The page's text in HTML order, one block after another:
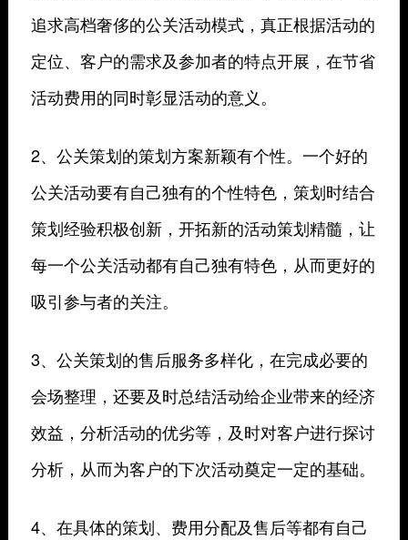
追求高档奢侈的公关活动模式，真正根据活动的
定位、客户的需求及参加者的特点开展，在节省
活动费用的同时彰显活动的意义。
2、公关策划的策划方案新颖有个性。一个好的
公关活动要有自己独有的个性特色，策划时结合
策划经验积极创新，开拓新的活动策划精髓，让
每一个公关活动都有自己独有特色，从而更好的
吸引参与者的关注。
3、公关策划的售后服务多样化，在完成必要的
会场整理，还要及时总结活动给企业带来的经济
效益，分析活动的优劣等，及时对客户进行探讨
分析，从而为客户的下次活动奠定一定的基础。
4、在具体的策划、费用分配及售后等都有自己